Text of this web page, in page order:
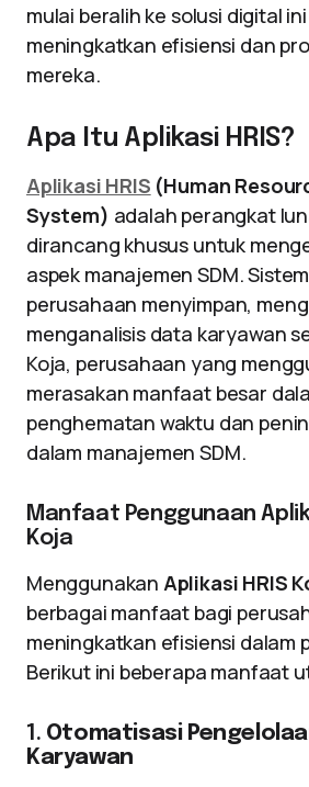
mulai beralih ke solusi digital
meningkatkan efisiensi dan
mereka.
Apa Itu Aplikasi HRIS?
Aplikasi HRIS (Human
System) adalah perangkat
dirancang khusus untuk
aspek manajemen SDM.
perusahaan menyimpan,
menganalisis data karyawan
Koja, perusahaan yang
merasakan manfaat besar
penghematan waktu dan
dalam manajemen SDM.
Manfaat Penggunaan
Koja
Menggunakan Aplikasi HRIS
berbagai manfaat bagi
meningkatkan efisiensi dalam
Berikut ini beberapa manfaat
1. Otomatisasi
Karyawan